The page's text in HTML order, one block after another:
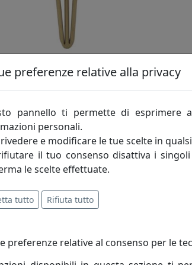
competitività: sono i principi
del mercato, opera alla
pienamente le esigenze di ogni cliente.
preferenze relative alla privacy
pannello ti permette di esprimere
personali.
e modificare le tue scelte in
il tuo consenso disattiva i
le scelte effettuate.
tutto Rifiuta tutto
preferenze relative al consenso per le